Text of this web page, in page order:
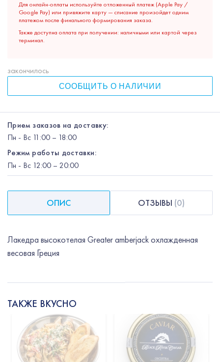
Для онлайн-оплаты используйте отложенный платеж (Apple Pay /
Google Pay) или привяжите карту — списание произойдет одним
платежом после финального формирования заказа.
Также доступна оплата при получении: наличными или картой через
терминал.
закончилось
СООБЩИТЬ О НАЛИЧИИ
Прием заказов на доставку:
Пн - Вс 11:00 – 18:00
Режим работы доставки:
Пн - Вс 12:00 – 20:00
ОПИС ОТЗЫВЫ (0)
Лакедра высокотелая Greater amberjack охлажденная
весовая Греция
ТАКЖЕ ВКУСНО